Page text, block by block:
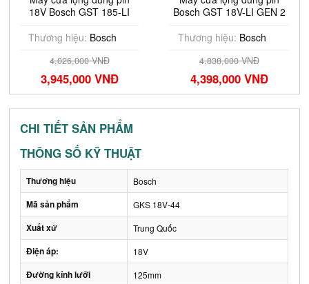
18V Bosch GST 185-LI
Thương hiệu: Bosch
4,026,000 VNĐ
3,945,000 VNĐ
Bosch GST 18V-LI GEN 2
Thương hiệu: Bosch
4,838,000 VNĐ
4,398,000 VNĐ
CHI TIẾT SẢN PHẨM
THÔNG SỐ KỸ THUẬT
Thương hiệu Bosch
Mã sản phẩm GKS 18V-44
Xuất xứ Trung Quốc
Điện áp: 18V
Đường kính lưỡi 125mm